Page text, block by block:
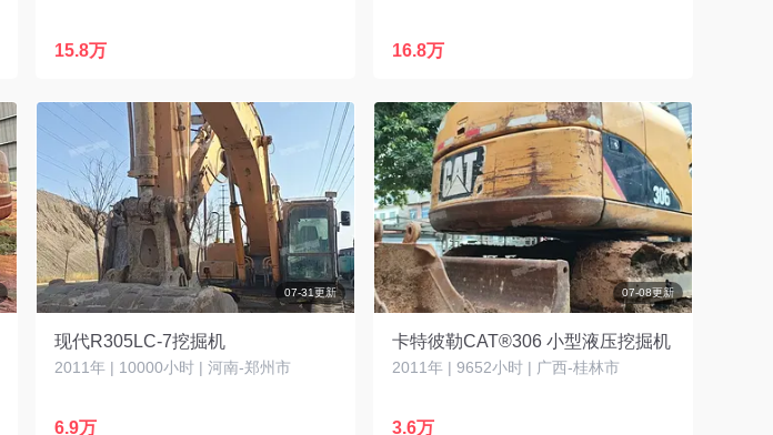
15.8万 16.8万
07-31更新
现代R305LC-7挖掘机
2011年 | 10000小时 | 河南-郑州市
6.9万
07-08更新
卡特彼勒CAT®306 小型液压挖掘机
2011年 | 9652小时 | 广西-桂林市
3.6万